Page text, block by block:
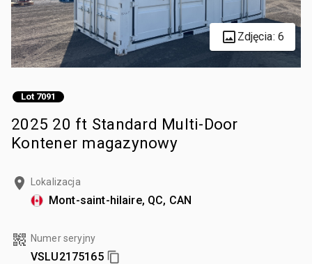
Zdjęcia: 6
Lot 7091
2025 20 ft Standard Multi-Door
Kontener magazynowy
Lokalizacja
Mont-saint-hilaire, QC, CAN
Numer seryjny
VSLU2175165